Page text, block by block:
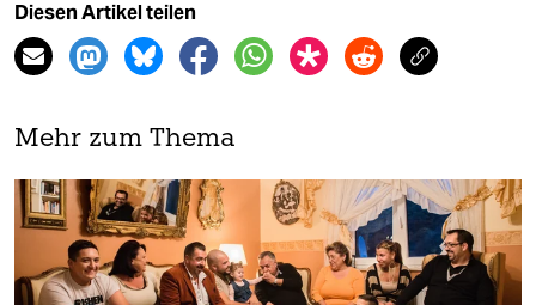
Diesen Artikel teilen
Mehr zum Thema